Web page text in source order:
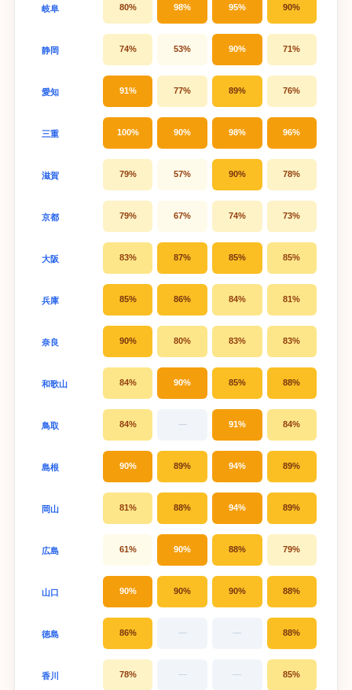
岐阜 80% 98% 95% 90%
静岡 74% 53% 90% 71%
愛知 91% 77% 89% 76%
三重 100% 90% 98% 96%
滋賀 79% 57% 90% 78%
京都 79% 67% 74% 73%
大阪 83% 87% 85% 85%
兵庫 85% 86% 84% 81%
奈良 90% 80% 83% 83%
和歌山 84% 90% 85% 88%
鳥取 84% — 91% 84%
島根 90% 89% 94% 89%
岡山 81% 88% 94% 89%
広島 61% 90% 88% 79%
山口 90% 90% 90% 88%
徳島 86% — — 88%
香川 78% — — 85%